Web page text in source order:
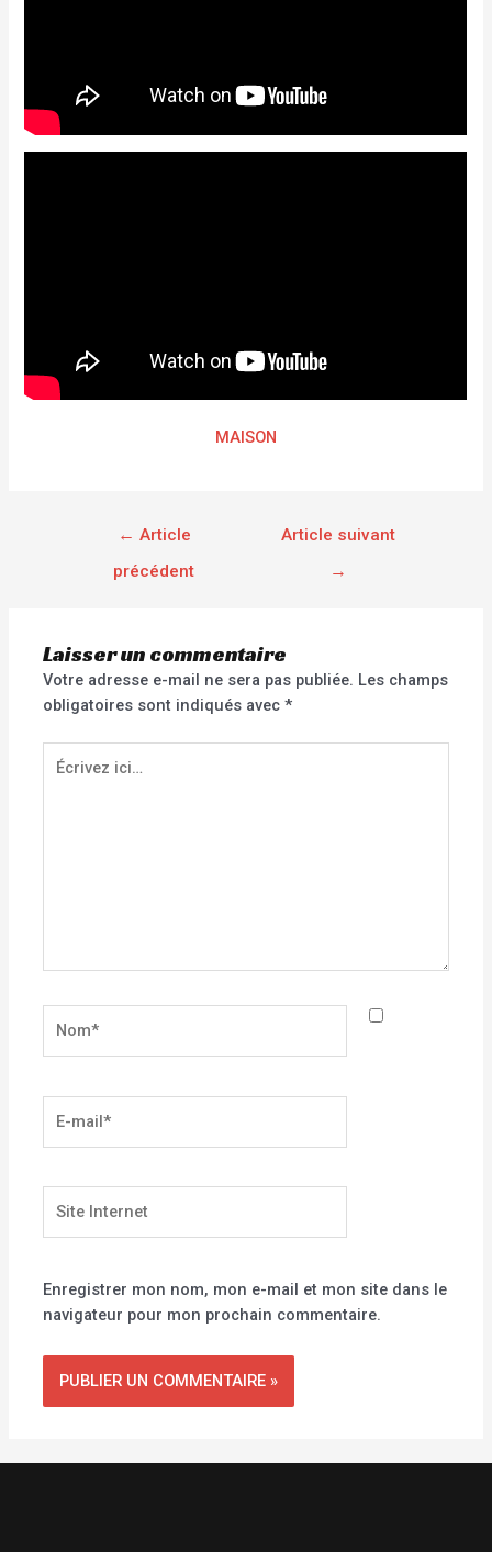
MAISON
← Article
précédent
Article suivant
→
Laisser un commentaire
Votre adresse e-mail ne sera pas publiée. Les champs
obligatoires sont indiqués avec*
Écrivez
ici…
mail*
Internet
Enregistrer mon nom, mon e-mail et mon site dans le
navigateur pour mon prochain commentaire.